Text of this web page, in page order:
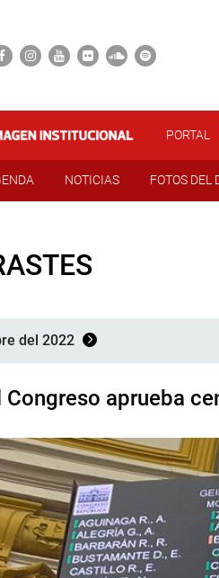
PORTAL
NOTICIAS FOTOS DEL
del 2022
Congreso aprueba